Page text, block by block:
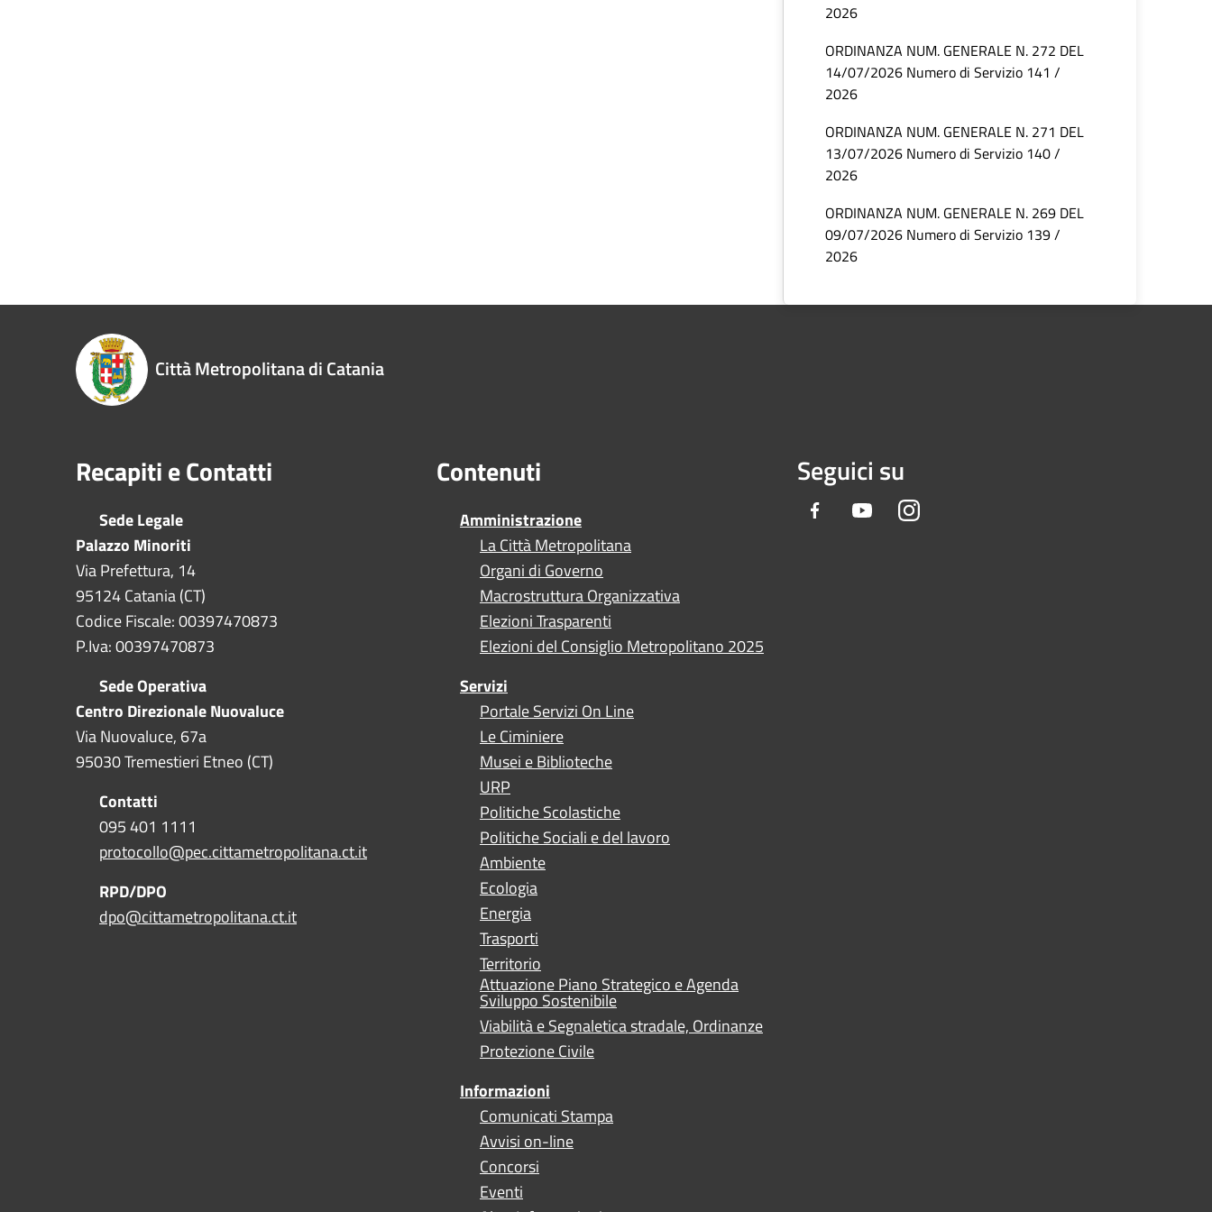
2026
ORDINANZA NUM. GENERALE N. 272 DEL
14/07/2026 Numero di Servizio 141 /
2026
ORDINANZA NUM. GENERALE N. 271 DEL
13/07/2026 Numero di Servizio 140 /
2026
ORDINANZA NUM. GENERALE N. 269 DEL
09/07/2026 Numero di Servizio 139 /
2026
Città Metropolitana di Catania
Recapiti e Contatti
Sede Legale
Palazzo Minoriti
Via Prefettura, 14
95124 Catania (CT)
Codice Fiscale: 00397470873
P.Iva: 00397470873
Sede Operativa
Centro Direzionale Nuovaluce
Via Nuovaluce, 67a
95030 Tremestieri Etneo (CT)
Contatti
095 401 1111
protocollo@pec.cittametropolitana.ct.it
RPD/DPO
dpo@cittametropolitana.ct.it
Contenuti
Amministrazione
La Città Metropolitana
Organi di Governo
Macrostruttura Organizzativa
Elezioni Trasparenti
Elezioni del Consiglio Metropolitano 2025
Servizi
Portale Servizi On Line
Le Ciminiere
Musei e Biblioteche
URP
Politiche Scolastiche
Politiche Sociali e del lavoro
Ambiente
Ecologia
Energia
Trasporti
Territorio
Attuazione Piano Strategico e Agenda
Sviluppo Sostenibile
Viabilità e Segnaletica stradale, Ordinanze
Protezione Civile
Informazioni
Comunicati Stampa
Avvisi on-line
Concorsi
Eventi
Seguici su
Facebook YoutubeInstagram